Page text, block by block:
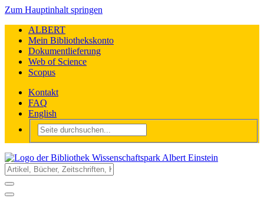
Zum Hauptinhalt springen
ALBERT
Mein Bibliothekskonto
Dokumentlieferung
Web of Science
Scopus
Kontakt
FAQ
English